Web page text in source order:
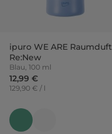
ipuro WE ARE Raumduft
Re:New
Blau, 100 ml
12,99 €
129,90 € / l